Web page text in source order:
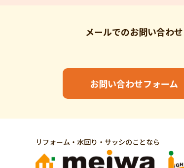
メールでのお問い合わせ
お問い合わせフォーム
リフォーム・水回り・サッシのことなら